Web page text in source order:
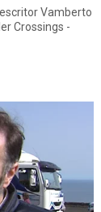
Vamberto
Crossings -